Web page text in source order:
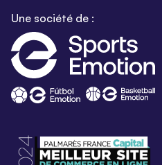
Une société de :